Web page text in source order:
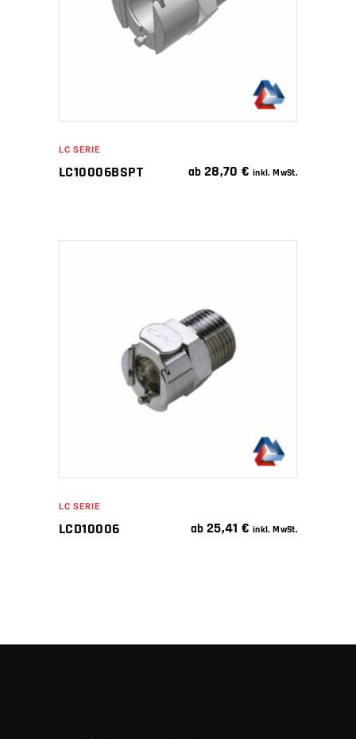
LC SERIE
LC10006BSPT ab 28,70€ inkl. MwSt.
IN DEN WARENKORB
LC SERIE
LCD10006 ab 25,41€ inkl. MwSt.